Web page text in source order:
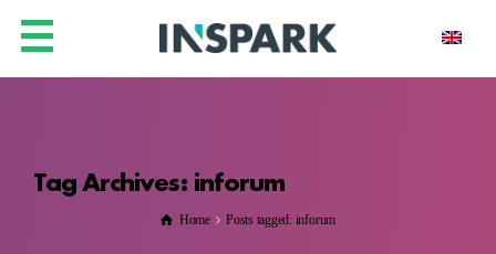
Tag Archives: inforum
Home Posts tagged: inforum